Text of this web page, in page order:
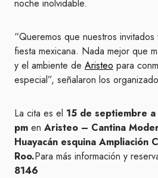
noche inolvidable.
“Queremos que nuestros
fiesta mexicana. Nada mejor que
y el ambiente de Aristeo para
especial”, señalaron los
La cita es el 15 de septiembre
pm en Aristeo – Cantina
Huayacán esquina Ampliación
Roo.Para más información y
8146